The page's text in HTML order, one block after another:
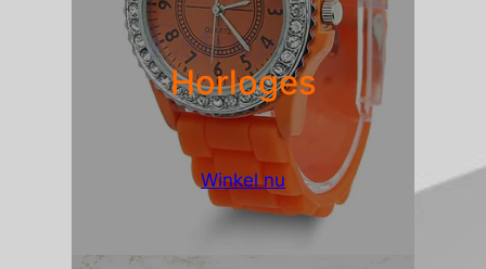
Horloges
Winkel nu